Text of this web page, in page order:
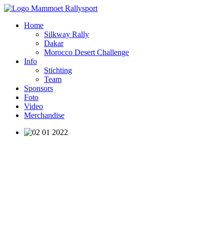
Home
Silkway Rally
Dakar
Morocco Desert Challenge
Info
Stichting
Team
Sponsors
Foto
Video
Merchandise